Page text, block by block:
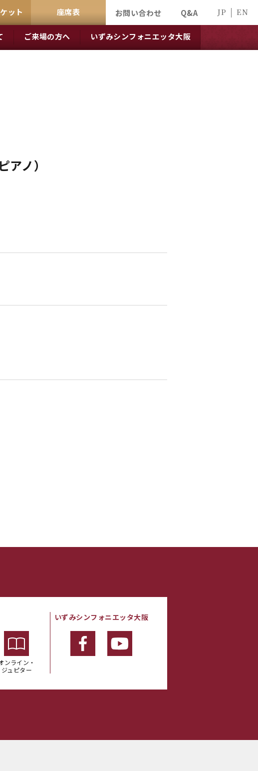
ット 座席表 お問い合わせ Q&A JP EN
ご来場の方へ いずみシンフォニエッタ大阪
ノ）
ンライン・
ジュピター
いずみシンフォニエッタ大阪